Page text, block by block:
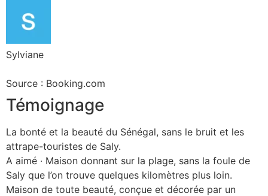
Sylviane
Source : Booking.com
Témoignage
La bonté et la beauté du Sénégal, sans le bruit et les
attrape-touristes de Saly.
A aimé · Maison donnant sur la plage, sans la foule de
Saly que l’on trouve quelques kilomètres plus loin.
Maison de toute beauté, conçue et décorée par un